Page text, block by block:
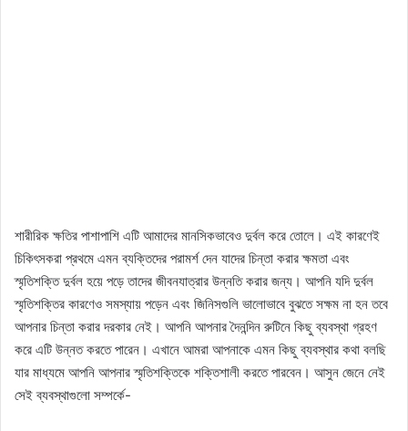
শারীরিক ক্ষতির পাশাপাশি এটি আমাদের মানসিকভাবেও দুর্বল করে তোলে। এই কারণেই
চিকিৎসকরা প্রথমে এমন ব্যক্তিদের পরামর্শ দেন যাদের চিন্তা করার ক্ষমতা এবং
স্মৃতিশক্তি দুর্বল হয়ে পড়ে তাদের জীবনযাত্রার উন্নতি করার জন্য। আপনি যদি দুর্বল
স্মৃতিশক্তির কারণেও সমস্যায় পড়েন এবং জিনিসগুলি ভালোভাবে বুঝতে সক্ষম না হন তবে
আপনার চিন্তা করার দরকার নেই। আপনি আপনার দৈনন্দিন রুটিনে কিছু ব্যবস্থা গ্রহণ
করে এটি উন্নত করতে পারেন। এখানে আমরা আপনাকে এমন কিছু ব্যবস্থার কথা বলছি
যার মাধ্যমে আপনি আপনার স্মৃতিশক্তিকে শক্তিশালী করতে পারবেন। আসুন জেনে নেই
সেই ব্যবস্থাগুলো সম্পর্কে-